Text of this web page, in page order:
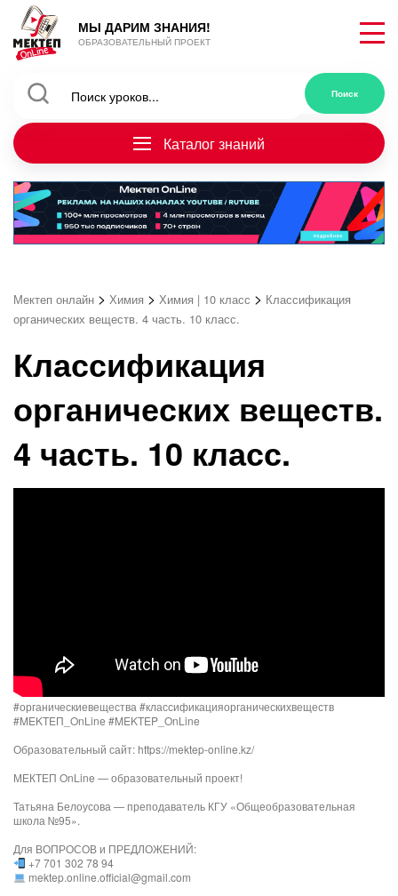
МЫ ДАРИМ ЗНАНИЯ!
ОБРАЗОВАТЕЛЬНЫЙ ПРОЕКТ
Каталог знаний
Мектеп онлайн > Химия > Химия | 10 класс > Классификация
органических веществ. 4 часть. 10 класс.
Классификация
органических веществ.
4 часть. 10 класс.
#органическиевещества #классификацияорганическихвеществ​​
#MEKTEП_OnLine​​ #MEKTEP_OnLine​​
Образовательный сайт: https://mektep-online.kz/
МЕКТЕП OnLine — образовательный проект!
Татьяна Белоусова — преподаватель КГУ «Общеобразовательная
школа №95».
Для ВОПРОСОВ и ПРЕДЛОЖЕНИЙ:
+7 701 302 78 94
mektep.online.official@gmail.com